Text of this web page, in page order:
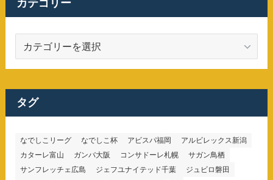
カテゴリー
ゴ
ー
タグ
なでしこリーグ なでしこ杯 アビスパ福岡
アルビレックス新潟
カターレ富山
ガンバ大阪 コンサドーレ札幌
サガン鳥栖
サンフレッチェ広島
ジェフユナイテッド千葉
ジュビロ磐田